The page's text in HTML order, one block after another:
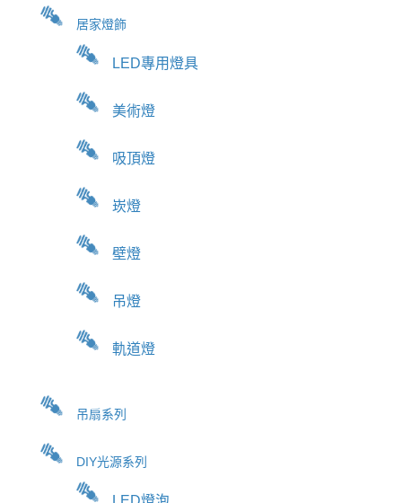
居家燈飾
LED專用燈具
美術燈
吸頂燈
崁燈
壁燈
吊燈
軌道燈
吊扇系列
DIY光源系列